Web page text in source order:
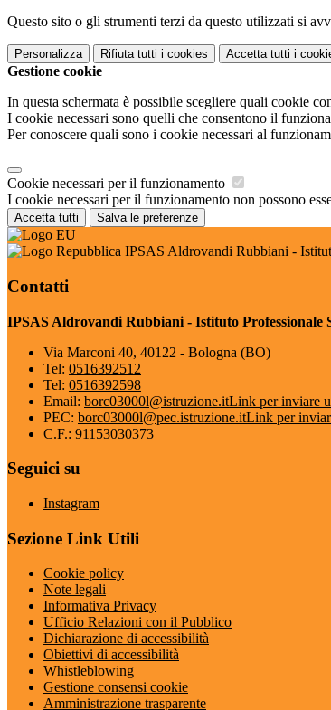
Questo sito o gli strumenti terzi da questo utilizzati si
Personalizza Rifiuta tutti i cookies Accetta tutti i
Gestione cookie
In questa schermata è possibile scegliere quali cookie
I cookie necessari sono quelli che consentono il
Per conoscere quali sono i cookie necessari al
Cookie necessari per il funzionamento
I cookie necessari per il funzionamento non possono
Accetta tutti Salva le preferenze
IPSAS Aldrovandi Rubbiani -
Contatti
IPSAS Aldrovandi Rubbiani - Istituto Professionale
Via Marconi 40, 40122 - Bologna (BO)
Tel: 0516392512
Tel: 0516392598
Email: borc03000l@istruzione.itLink per inviare
PEC: borc03000l@pec.istruzione.itLink per
C.F.: 91153030373
Seguici su
Instagram
Sezione Link Utili
Cookie policy
Note legali
Informativa Privacy
Ufficio Relazioni con il Pubblico
Dichiarazione di accessibilità
Obiettivi di accessibilità
Whistleblowing
Gestione consensi cookie
Amministrazione trasparente